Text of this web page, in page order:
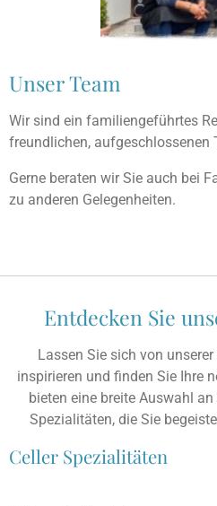
Unser Team
Wir sind ein familiengeführtes
freundlichen, aufgeschlossenen
Gerne beraten wir Sie auch bei
zu anderen Gelegenheiten.
Entdecken Sie
Lassen Sie sich von
inspirieren und finden Sie Ihre
bieten eine breite Auswahl
Spezialitäten, die Sie
Celler Spezialitäten